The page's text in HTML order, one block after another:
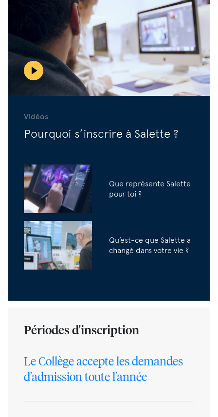
Vidéos
Pourquoi s’inscrire à Salette ?
Que représente Salette
pour toi ?
Qu’est-ce que Salette a
changé dans votre vie ?
Périodes d'inscription
Le Collège accepte les demandes
d’admission toute l’année